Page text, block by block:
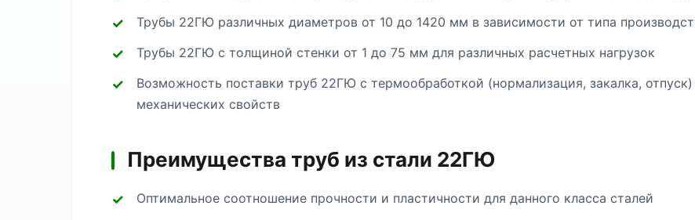
Трубы 22ГЮ различных диаметров от 10 до 1420 мм в зависимости от типа
Трубы 22ГЮ с толщиной стенки от 1 до 75 мм для различных расчетных нагрузок
Возможность поставки труб 22ГЮ с термообработкой (нормализация, закалка,
механических свойств
Преимущества труб из стали 22ГЮ
Оптимальное соотношение прочности и пластичности для данного класса сталей